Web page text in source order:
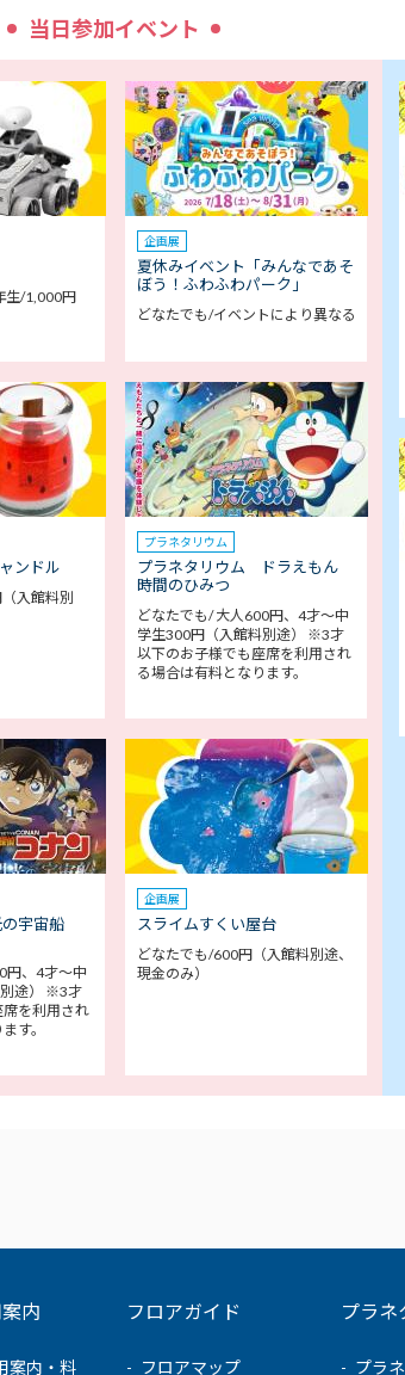
当日参加イベント
生/1,000円
企画展
夏休みイベント「みんなであそ
ぼう！ふわふわパーク」
どなたでも/イベントにより異なる
ンドル
入館料別
プラネタリウム
プラネタリウム ドラえもん
時間のひみつ
どなたでも/ 大人600円、4才～中
学生300円（入館料別途） ※3才
以下のお子様でも座席を利用され
る場合は有料となります。
宇宙船
円、4才～中
途） ※3才
を利用され
す。
企画展
スライムすくい屋台
どなたでも/600円（入館料別途、
現金のみ）
内
案内・料
フロアガイド
フロアマップ
プラネ
プラ